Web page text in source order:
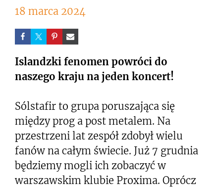
18 marca 2024
Islandzki fenomen powróci do
naszego kraju na jeden koncert!
Sólstafir to grupa poruszająca się
między prog a post metalem. Na
przestrzeni lat zespół zdobył wielu
fanów na całym świecie. Już 7 grudnia
będziemy mogli ich zobaczyć w
warszawskim klubie Proxima. Oprócz